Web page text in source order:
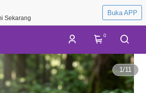
Sekarang
Buka APP
0
1/11